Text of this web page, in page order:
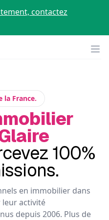
contactez
la France.
100%
en immobilier dans
activité
depuis 2006. Plus de